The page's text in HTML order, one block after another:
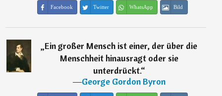
Facebook Twitter WhatsApp Bild
„Ein großer Mensch ist einer, der über die
Menschheit hinausragt oder sie
unterdrückt.“
―George Gordon Byron